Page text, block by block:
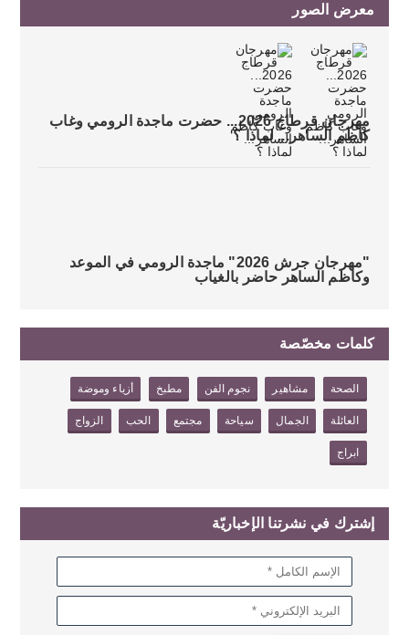
معرض الصور
مهرجان قرطاج 2026... حضرت ماجدة الرومي وغاب
كاظم الساهر... لماذا ؟
"مهرجان جرش 2026" ماجدة الرومي في الموعد
وكاظم الساهر حاضر بالغياب
كلمات مخصّصة
الصحة مشاهير نجوم الفن مطبخ أزياء وموضة
العائلة الجمال سياحة مجتمع الحب الزواج
ابراج
إشترك في نشرتنا الإخباريّة